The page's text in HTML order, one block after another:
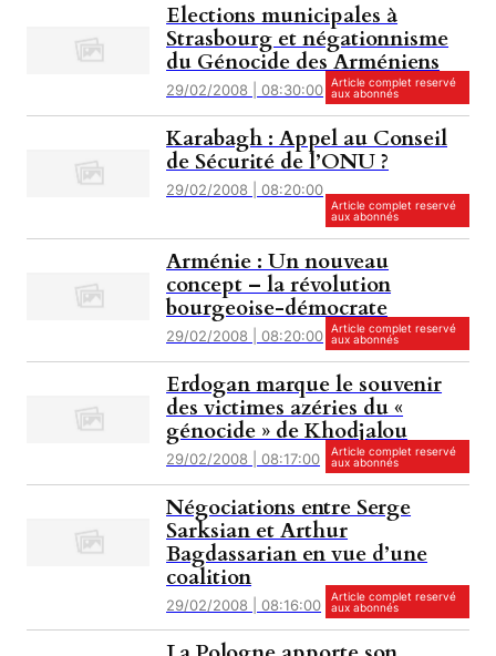
Elections municipales à
Strasbourg et négationnisme
du Génocide des Arméniens
29/02/2008 | 08:30:00 Article complet reservé
aux abonnés
Karabagh : Appel au Conseil
de Sécurité de l’ONU ?
29/02/2008 | 08:20:00
Article complet reservé
aux abonnés
Arménie : Un nouveau
concept – la révolution
bourgeoise-démocrate
29/02/2008 | 08:20:00 Article complet reservé
aux abonnés
Erdogan marque le souvenir
des victimes azéries du «
génocide » de Khodjalou
29/02/2008 | 08:17:00
Article complet reservé
aux abonnés
Négociations entre Serge
Sarksian et Arthur
Bagdassarian en vue d’une
coalition
29/02/2008 | 08:16:00
Article complet reservé
aux abonnés